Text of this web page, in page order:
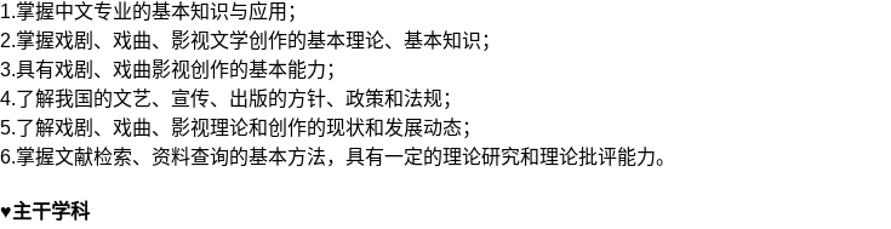
1.掌握中文专业的基本知识与应用；
2.掌握戏剧、戏曲、影视文学创作的基本理论、基本知识；
3.具有戏剧、戏曲影视创作的基本能力；
4.了解我国的文艺、宣传、出版的方针、政策和法规；
5.了解戏剧、戏曲、影视理论和创作的现状和发展动态；
6.掌握文献检索、资料查询的基本方法，具有一定的理论研究和理论批评能力。
♥主干学科